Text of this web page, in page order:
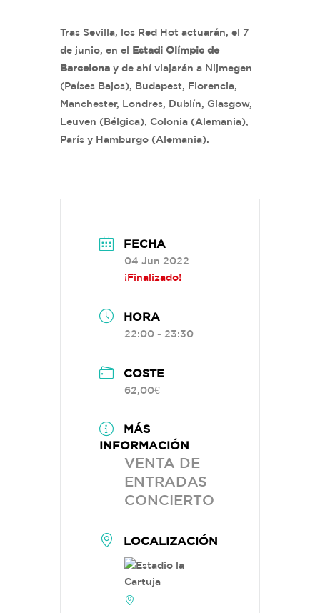
Tras Sevilla, los Red Hot actuarán, el 7
de junio, en el Estadi Olímpic de
Barcelona y de ahí viajarán a Nijmegen
(Países Bajos), Budapest, Florencia,
Manchester, Londres, Dublín, Glasgow,
Leuven (Bélgica), Colonia (Alemania),
París y Hamburgo (Alemania).
FECHA
04 Jun 2022
¡Finalizado!
HORA
22:00 - 23:30
COSTE
62,00€
MÁS
INFORMACIÓN
VENTA DE
ENTRADAS
CONCIERTO
LOCALIZACIÓN